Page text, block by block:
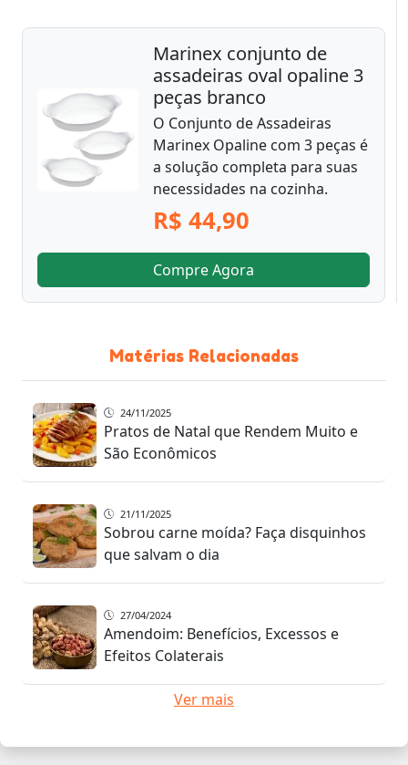
Marinex conjunto de
assadeiras oval opaline 3
peças branco
O Conjunto de Assadeiras
Marinex Opaline com 3 peças é
a solução completa para suas
necessidades na cozinha.
R$ 44,90
Compre Agora
Matérias Relacionadas
24/11/2025
Pratos de Natal que Rendem Muito e
São Econômicos
21/11/2025
Sobrou carne moída? Faça disquinhos
que salvam o dia
27/04/2024
Amendoim: Benefícios, Excessos e
Efeitos Colaterais
Ver mais